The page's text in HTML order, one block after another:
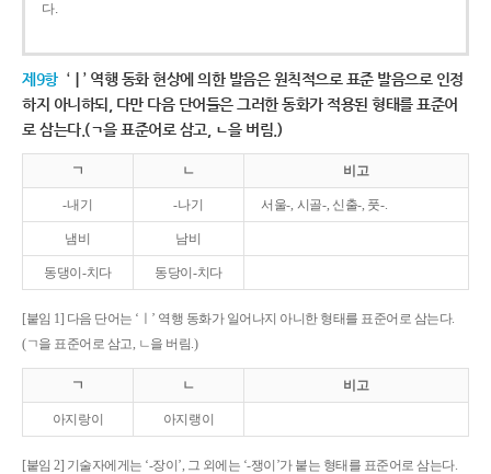
다.
제9항 ‘ㅣ’ 역행 동화 현상에 의한 발음은 원칙적으로 표준 발음으로 인정
하지 아니하되, 다만 다음 단어들은 그러한 동화가 적용된 형태를 표준어
로 삼는다.(ㄱ을 표준어로 삼고, ㄴ을 버림.)
ㄱ ㄴ 비고
-내기 -나기 서울-, 시골-, 신출-, 풋-.
냄비 남비
동댕이-치다 동당이-치다
[붙임 1] 다음 단어는 ‘ㅣ’ 역행 동화가 일어나지 아니한 형태를 표준어로 삼는다.
(ㄱ을 표준어로 삼고, ㄴ을 버림.)
ㄱ ㄴ 비고
아지랑이 아지랭이
[붙임 2] 기술자에게는 ‘-장이’, 그 외에는 ‘-쟁이’가 붙는 형태를 표준어로 삼는다.